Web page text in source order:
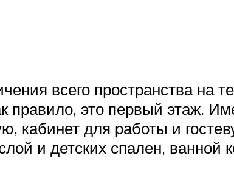
всего пространства на
правило, это первый этаж.
кабинет для работы и
и детских спален, ванной